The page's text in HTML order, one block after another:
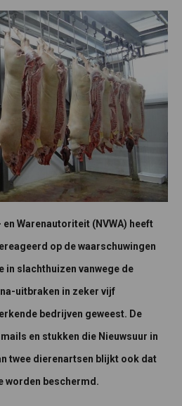
Warenautoriteit (NVWA) heeft
op de waarschuwingen
in slachthuizen vanwege de
uitbraken in zeker vijf
bedrijven geweest. De
en stukken die Nieuwsuur in
twee dierenartsen blijkt ook dat
worden beschermd.